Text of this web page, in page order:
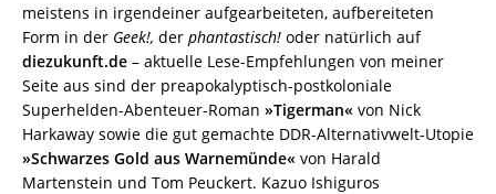
meistens in irgendeiner aufgearbeiteten, aufbereiteten
Form in der Geek!, der phantastisch! oder natürlich auf
diezukunft.de – aktuelle Lese-Empfehlungen von meiner
Seite aus sind der preapokalyptisch-postkoloniale
Superhelden-Abenteuer-Roman »Tigerman« von Nick
Harkaway sowie die gut gemachte DDR-Alternativwelt-Utopie
»Schwarzes Gold aus Warnemünde« von Harald
Martenstein und Tom Peuckert. Kazuo Ishiguros